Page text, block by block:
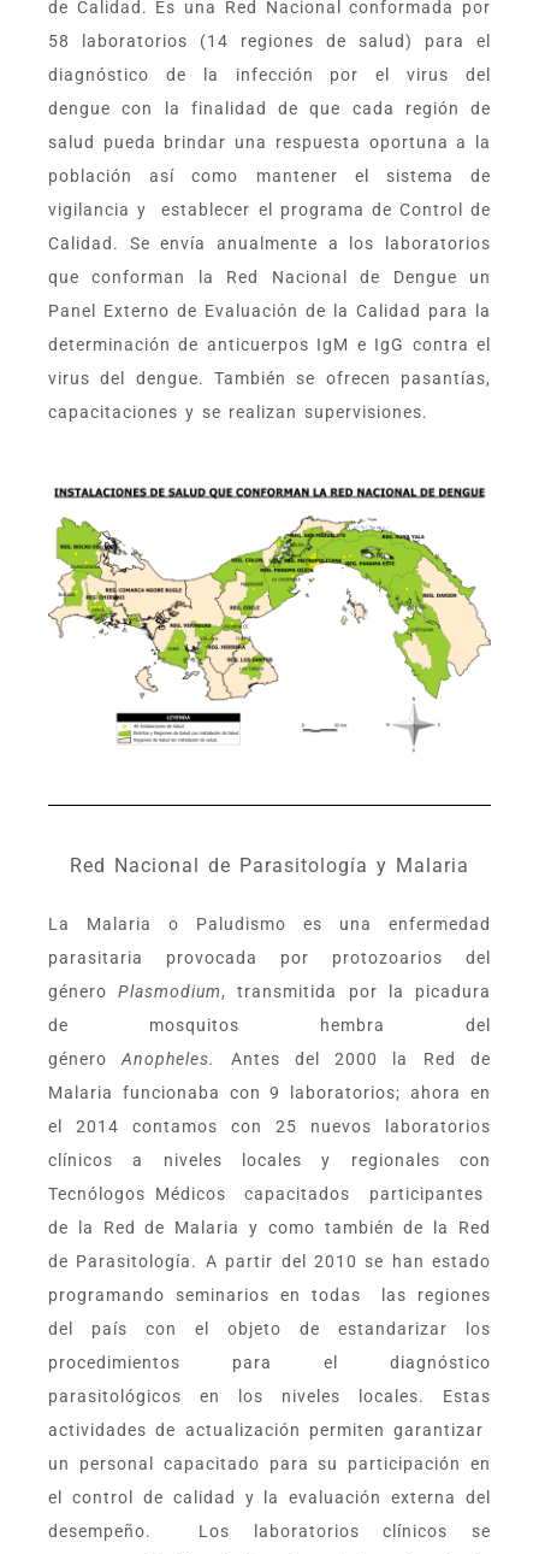
de Calidad. Es una Red Nacional conformada por
58 laboratorios (14 regiones de salud) para el
diagnóstico de la infección por el virus del
dengue con la finalidad de que cada región de
salud pueda brindar una respuesta oportuna a la
población así como mantener el sistema de
vigilancia y establecer el programa de Control de
Calidad. Se envía anualmente a los laboratorios
que conforman la Red Nacional de Dengue un
Panel Externo de Evaluación de la Calidad para la
determinación de anticuerpos IgM e IgG contra el
virus del dengue. También se ofrecen pasantías,
capacitaciones y se realizan supervisiones.
Red Nacional de Parasitología y Malaria
La Malaria o Paludismo es una enfermedad
parasitaria provocada por protozoarios del
géneroPlasmodium, transmitida por la picadura
de mosquitos hembra del
géneroAnopheles. Antes del 2000 la Red de
Malaria funcionaba con 9 laboratorios; ahora en
el 2014 contamos con 25 nuevos laboratorios
clínicos a niveles locales y regionales con
Tecnólogos Médicos capacitados participantes
de la Red de Malaria y como también de la Red
de Parasitología. A partir del 2010 se han estado
programando seminarios en todas las regiones
del país con el objeto de estandarizar los
procedimientos para el diagnóstico
parasitológicos en los niveles locales. Estas
actividades de actualización permiten garantizar
un personal capacitado para su participación en
el control de calidad y la evaluación externa del
desempeño. Los laboratorios clínicos se